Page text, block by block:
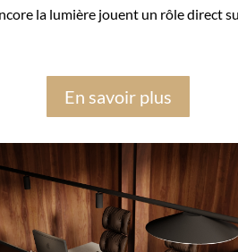
la lumière jouent un rôle direct
En savoir plus